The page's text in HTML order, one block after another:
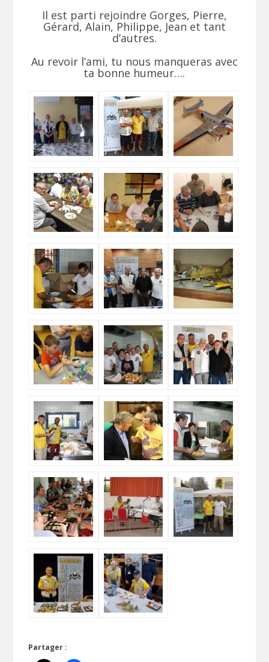
Il est parti rejoindre Gorges, Pierre,
Gérard, Alain, Philippe, Jean et tant
d’autres.
Au revoir l’ami, tu nous manqueras avec
ta bonne humeur….
Partager :